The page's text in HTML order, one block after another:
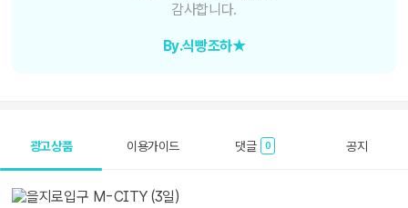
감사합니다.
By.식빵조하★
광고상품 이용가이드 댓글 0 공지